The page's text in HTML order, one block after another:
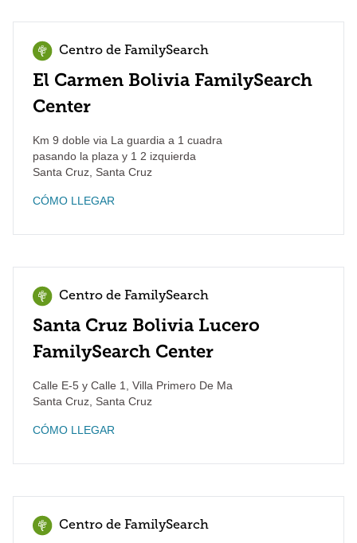
Centro de FamilySearch
El Carmen Bolivia FamilySearch
Center
Km 9 doble via La guardia a 1 cuadra
pasando la plaza y 1 2 izquierda
Santa Cruz Santa Cruz
CÓMO LLEGAR
Centro de FamilySearch
Santa Cruz Bolivia Lucero
FamilySearch Center
Calle E-5 y Calle 1, Villa Primero De Ma
Santa Cruz Santa Cruz
CÓMO LLEGAR
Centro de FamilySearch